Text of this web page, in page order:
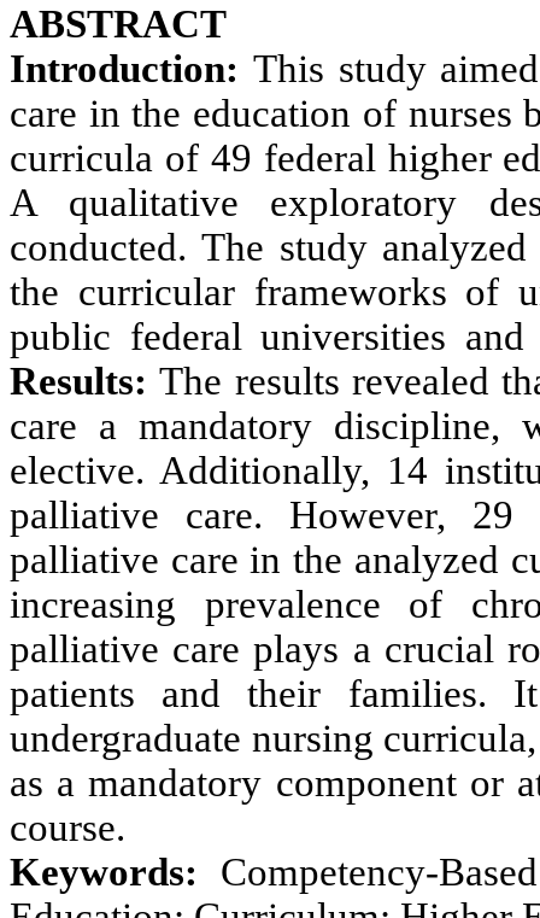
ABSTRACT
Introduction: This study
care in the education of nurses
curricula of 49 federal higher
A qualitative exploratory
conducted. The study
the curricular frameworks of
public federal universities
Results:The results revealed
care a mandatory
elective. Additionally, 14
palliative care. However,
palliative care in the analyzed
increasing prevalence of
palliative care plays a crucial
patients and their families.
undergraduate nursing
as a mandatory component or
course.
Keywords: Competency-